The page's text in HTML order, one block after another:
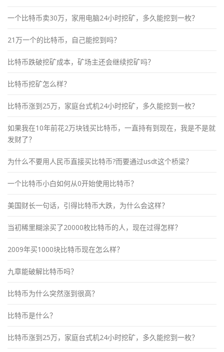
一个比特币卖30万，家用电脑24小时挖矿，多久能挖到一枚？
21万一个的比特币，自己能挖到吗？
比特币跌破挖矿成本，矿场主还会继续挖矿吗？
比特币挖矿怎么样？
比特币涨到25万，家庭台式机24小时挖矿，多久能挖到一枚？
如果我在10年前花2万块钱买比特币，一直持有到现在，我是不是就
发财了？
为什么不要用人民币直接买比特币?而要通过usdt这个桥梁？
一个比特币小白如何从0开始使用比特币？
美国财长一句话，引得比特币大跌，为什么会这样？
当初稀里糊涂买了20000枚比特币的人，现在过得怎样？
2009年买1000块比特币现在怎么样？
九章能破解比特币吗？
比特币为什么突然涨到很高？
比特币是什么？
比特币涨到25万，家庭台式机24小时挖矿，多久能挖到一枚？